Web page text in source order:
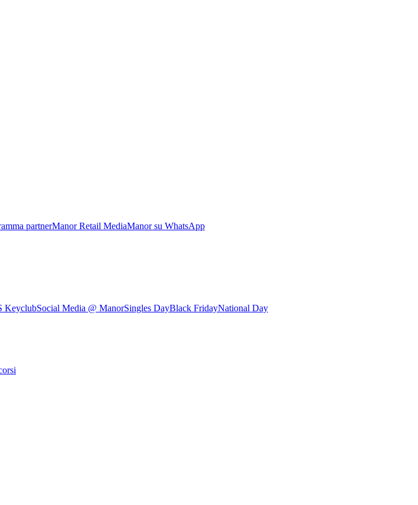
partnerManor Retail MediaManor su WhatsApp
KeyclubSocial Media @ ManorSingles DayBlack FridayNational Day